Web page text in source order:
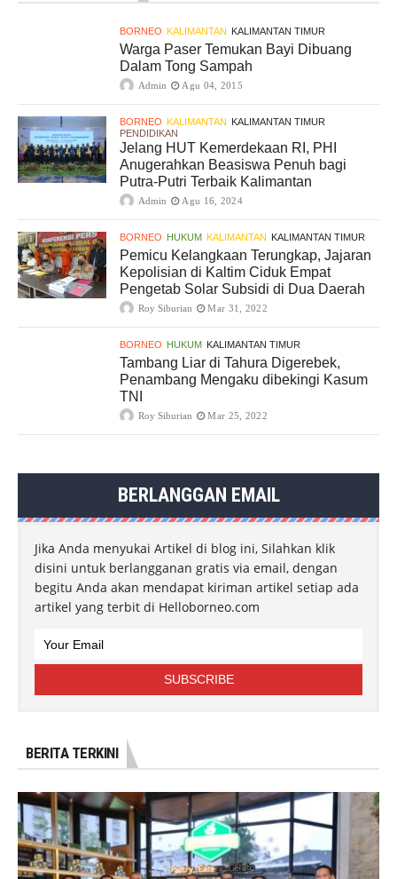
BORNEO KALIMANTAN KALIMANTAN TIMUR
Warga Paser Temukan Bayi Dibuang
Dalam Tong Sampah
Admin Agu 04, 2015
BORNEO KALIMANTAN
KALIMANTAN TIMUR
PENDIDIKAN
Jelang HUT Kemerdekaan RI, PHI
Anugerahkan Beasiswa Penuh bagi
Putra-Putri Terbaik Kalimantan
Admin Agu 16, 2024
BORNEO HUKUM KALIMANTAN KALIMANTAN TIMUR
Pemicu Kelangkaan Terungkap, Jajaran
Kepolisian di Kaltim Ciduk Empat
Pengetab Solar Subsidi di Dua Daerah
Roy Siburian Mar 31, 2022
BORNEO HUKUM KALIMANTAN TIMUR
Tambang Liar di Tahura Digerebek,
Penambang Mengaku dibekingi Kasum
TNI
Roy Siburian Mar 25, 2022
BERLANGGAN EMAIL
Jika Anda menyukai Artikel di blog ini, Silahkan klik
disini untuk berlangganan gratis via email, dengan
begitu Anda akan mendapat kiriman artikel setiap ada
artikel yang terbit di Helloborneo.com
BERITA TERKINI